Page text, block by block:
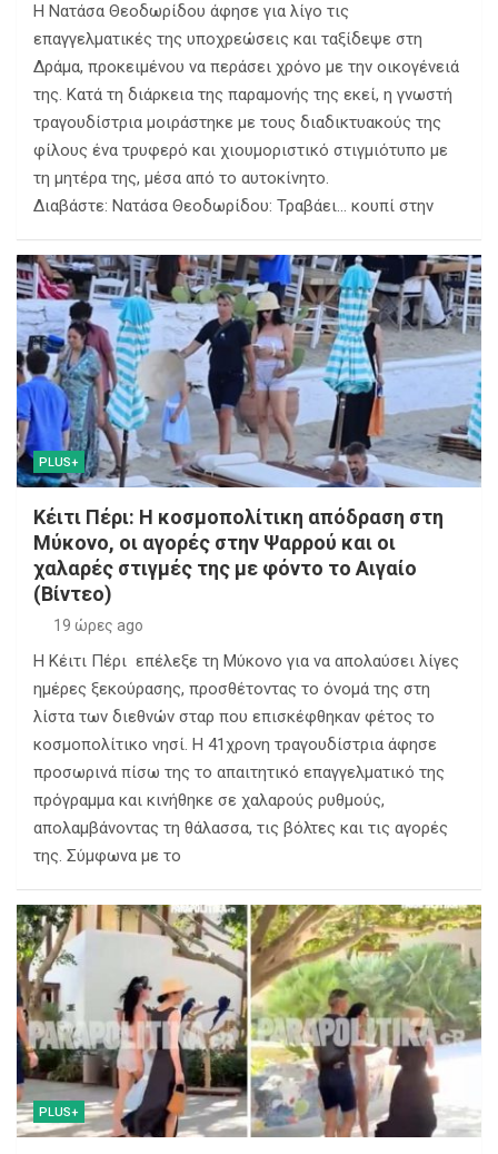
Η Νατάσα Θεοδωρίδου άφησε για λίγο τις
επαγγελματικές της υποχρεώσεις και ταξίδεψε στη
Δράμα, προκειμένου να περάσει χρόνο με την οικογένειά
της. Κατά τη διάρκεια της παραμονής της εκεί, η γνωστή
τραγουδίστρια μοιράστηκε με τους διαδικτυακούς της
φίλους ένα τρυφερό και χιουμοριστικό στιγμιότυπο με
τη μητέρα της, μέσα από το αυτοκίνητο.
Διαβάστε: Νατάσα Θεοδωρίδου: Τραβάει… κουπί στην
PLUS+
Κέιτι Πέρι: Η κοσμοπολίτικη απόδραση στη
Μύκονο, οι αγορές στην Ψαρρού και οι
χαλαρές στιγμές της με φόντο το Αιγαίο
(Βίντεο)
19 ώρες ago
Η Κέιτι Πέρι επέλεξε τη Μύκονο για να απολαύσει λίγες
ημέρες ξεκούρασης, προσθέτοντας το όνομά της στη
λίστα των διεθνών σταρ που επισκέφθηκαν φέτος το
κοσμοπολίτικο νησί. Η 41χρονη τραγουδίστρια άφησε
προσωρινά πίσω της το απαιτητικό επαγγελματικό της
πρόγραμμα και κινήθηκε σε χαλαρούς ρυθμούς,
απολαμβάνοντας τη θάλασσα, τις βόλτες και τις αγορές
της. Σύμφωνα με το
PLUS+